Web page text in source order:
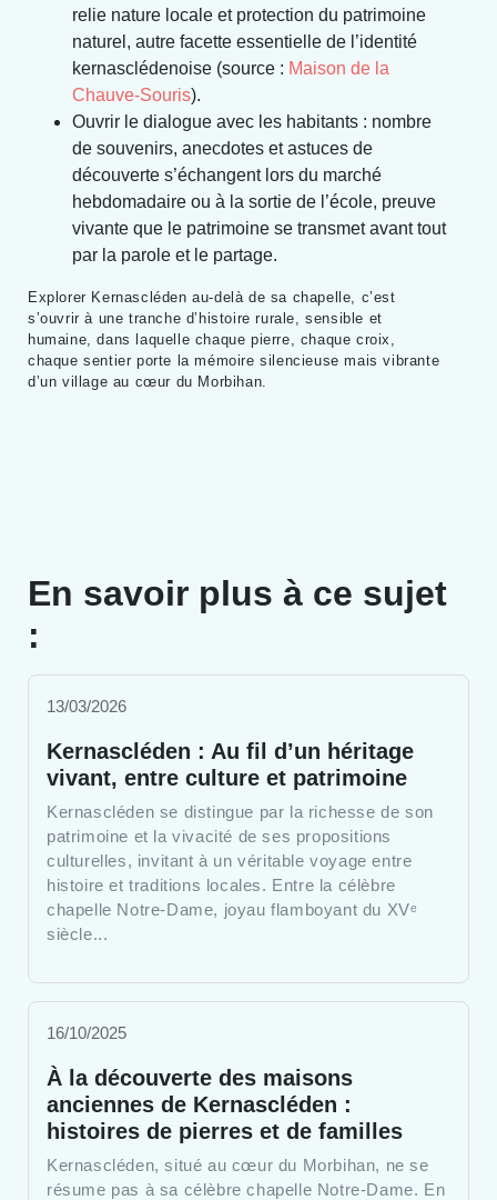
relie nature locale et protection du patrimoine
naturel, autre facette essentielle de l’identité
kernasclédenoise (source : Maison de la
Chauve-Souris).
Ouvrir le dialogue avec les habitants : nombre
de souvenirs, anecdotes et astuces de
découverte s’échangent lors du marché
hebdomadaire ou à la sortie de l’école, preuve
vivante que le patrimoine se transmet avant tout
par la parole et le partage.
Explorer Kernascléden au-delà de sa chapelle, c’est
s’ouvrir à une tranche d’histoire rurale, sensible et
humaine, dans laquelle chaque pierre, chaque croix,
chaque sentier porte la mémoire silencieuse mais vibrante
d’un village au cœur du Morbihan.
En savoir plus à ce sujet
:
13/03/2026
Kernascléden : Au fil d’un héritage
vivant, entre culture et patrimoine
Kernascléden se distingue par la richesse de son
patrimoine et la vivacité de ses propositions
culturelles, invitant à un véritable voyage entre
histoire et traditions locales. Entre la célèbre
chapelle Notre-Dame, joyau flamboyant du XVᵉ
siècle...
16/10/2025
À la découverte des maisons
anciennes de Kernascléden :
histoires de pierres et de familles
Kernascléden, situé au cœur du Morbihan, ne se
résume pas à sa célèbre chapelle Notre-Dame. En